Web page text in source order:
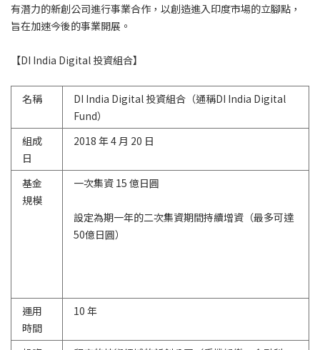
有潛力的新創公司進行事業合作，以創造進入印度市場的立腳點，
旨在加速今後的事業開展。
【DI India Digital 投資組合】
名稱
DI India Digital 投資組合（通稱DI India Digital
Fund）
組成
日
2018 年 4 月 20 日
基金
規模
一次集資 15 億日圓
設定為期一年的二次集資期間持續增資（最多可達
50億日圓）
運用
時間
10 年